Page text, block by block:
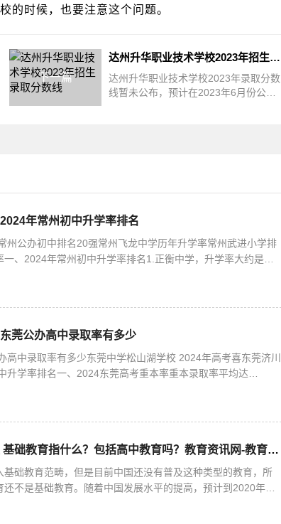
的时候，也要注意这个问题。
下一篇
达州升华职业技术学校2023年招生录取分数线
达州升华职业技术学校2023年录取分数
线暂未公布，预计在2023年6月份公
年常州初中升学率排名
州公办初中排名20强常州飞龙中学历年升学率常州武进小学排
、2024年常州初中升学率排名1.正衡中学，升学率大约是
莞公办高中录取率有多少
高中录取率有多少东莞中学松山湖学校 2024年高考喜东莞济川
升学率排名一、2024东莞高考重本率重本录取率平均达
基础教育指的是哪个阶段 基础教育指什么？包括高中教育吗？教育资讯网-教育行业资讯百科大全
础教育范畴，但是目前中国还没有普及这种类型的教育，所
不是基础教育。随着中国发展水平的提高，预计到2020年，